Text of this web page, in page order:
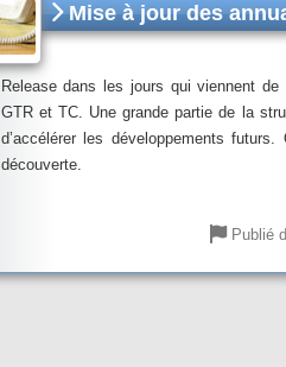
Mise à jour des
Release dans les jours qui viennent
GTR et TC. Une grande partie de la
d’accélérer les développements
découverte.
Publié